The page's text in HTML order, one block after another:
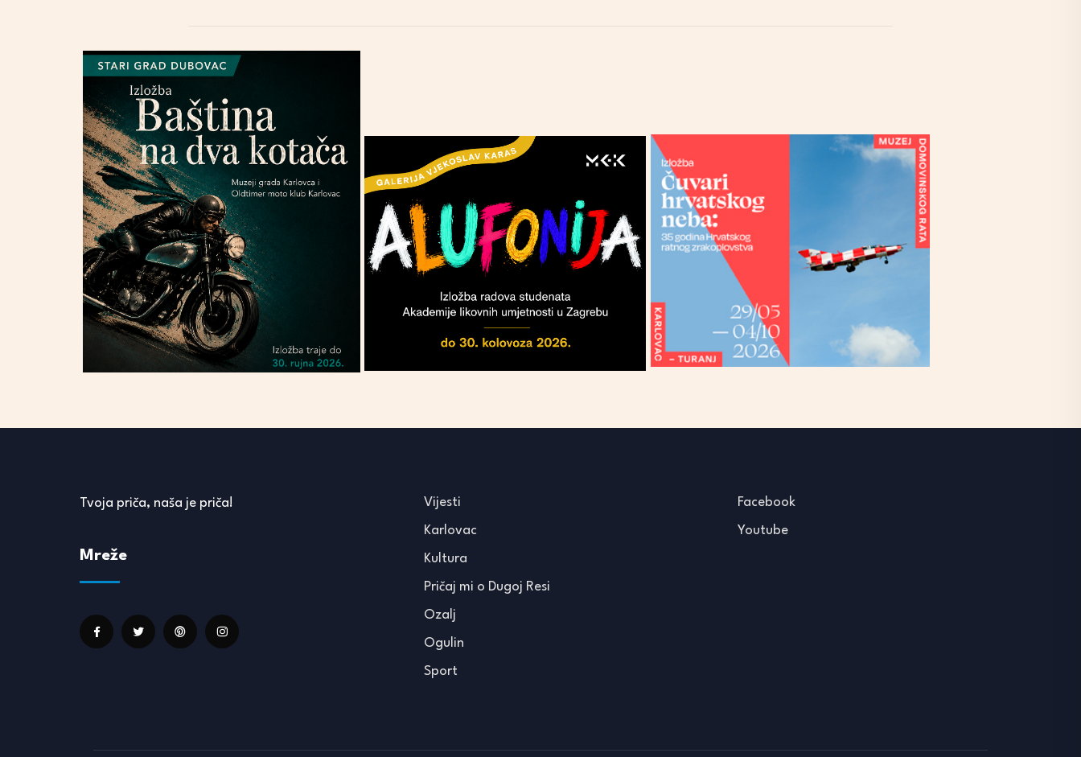
Tvoja priča, naša je priča!
Mreže
Vijesti
Karlovac
Kultura
Pričaj mi o Dugoj Resi
Ozalj
Ogulin
Sport
Facebook
Youtube